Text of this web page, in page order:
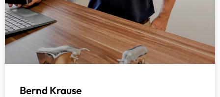
Bernd Krause